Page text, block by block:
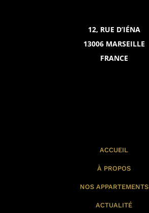
12, RUE D’IÉNA
13006 MARSEILLE
FRANCE
ACCUEIL
À PROPOS
NOS APPARTEMENTS
ACTUALITÉ